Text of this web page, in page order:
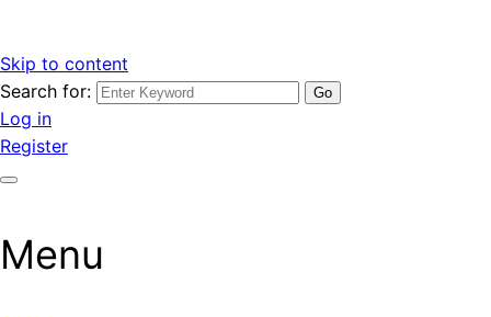
Skip to content
รับจ้างโพสต์ขายบ้านราคาถูก รับโพสต์ลงเว็บขายบ้าน ที่ดิน อสัง
หา โพสต์คุณภาพ ราคาคุ้มค่า แตกต่างกว่า
เว็บไซต์ รับจ้างโพสต์ขายบ้านราคาถูก อสังหา ทีดิน โพสต์ลงเว็บ
ขายบ้าน รับโพสต์ที่ดิน อสังหา เน้นผลงาน รับรองคุณภาพ ติดกู
เกิ้ลหน้าแรกทุกโพสต์ได้จริง ที่เดียวในไทย
Search for:
Log in
Register
Menu